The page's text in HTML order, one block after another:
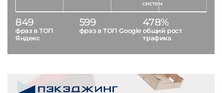
849
фраз в ТОП
Яндекс
599
фраз в ТОП Google
478%
общий рост
трафика